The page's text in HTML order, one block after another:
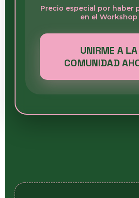
Precio especial por haber
en el Workshop
UNIRME A LA
COMUNIDAD